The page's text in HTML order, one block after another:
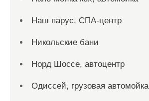
Наш парус, СПА-центр
Никольские бани
Норд Шоссе, автоцентр
Одиссей, грузовая автомойка